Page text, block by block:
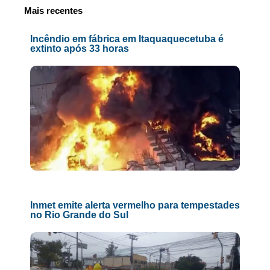
Mais recentes
Incêndio em fábrica em Itaquaquecetuba é
extinto após 33 horas
Inmet emite alerta vermelho para tempestades
no Rio Grande do Sul